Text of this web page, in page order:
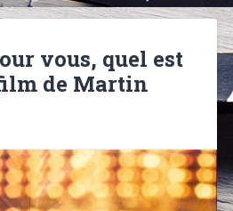
vous, quel est
de Martin